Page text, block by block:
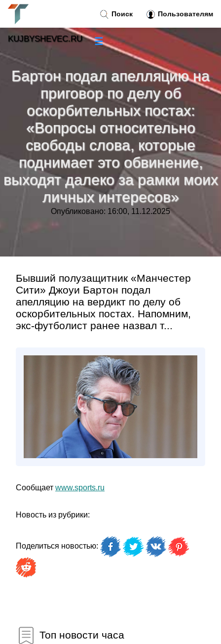
Бартон подал апелляцию на
приговор по делу об
оскорбительных постах:
«Вопросы относительно
свободы слова, которые
поднимает это обвинение,
выходят далеко за рамки моих
личных интересов»
Опубликовано: 16:00, 11.12.2025
Бывший полузащитник «Манчестер
Сити» Джоуи Бартон подал
апелляцию на вердикт по делу об
оскорбительных постах. Напомним,
экс-футболист ранее назвал т...
Сообщает www.sports.ru
Новость из рубрики:
Поделиться новостью:
Топ новости часа
Поиск Пользователям
KUJBYSHEVEC.RU ☰
Тренды новостей»
Рубрики»
»
Контакт»